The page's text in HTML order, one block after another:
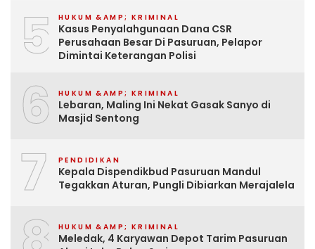
5 HUKUM &AMP; KRIMINAL
Kasus Penyalahgunaan Dana CSR
Perusahaan Besar Di Pasuruan, Pelapor
Dimintai Keterangan Polisi
6 HUKUM &AMP; KRIMINAL
Lebaran, Maling Ini Nekat Gasak Sanyo di
Masjid Sentong
7 PENDIDIKAN
Kepala Dispendikbud Pasuruan Mandul
Tegakkan Aturan, Pungli Dibiarkan Merajalela
HUKUM &AMP; KRIMINAL
Meledak, 4 Karyawan Depot Tarim Pasuruan